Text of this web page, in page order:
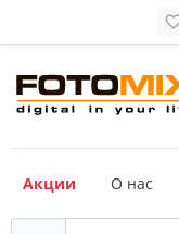
Акции О нас